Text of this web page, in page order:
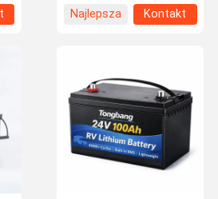
Najlepsza
Kontakt